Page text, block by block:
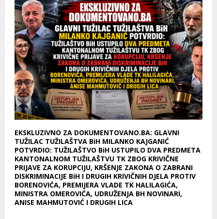
EKSKLUZIVNO ZA DOKUMENTOVANO.BA: GLAVNI
TUŽILAC TUŽILAŠTVA BiH MILANKO KAJGANIĆ
POTVRDIO: TUŽILAŠTVO BiH USTUPILO DVA PREDMETA
KANTONALNOM TUŽILAŠTVU TK ZBOG KRIVIČNE
PRIJAVE ZA KORUPCIJU, KRŠENJE ZAKONA O ZABRANI
DISKRIMINACIJE BiH I DRUGIH KRIVIČNIH DJELA PROTIV
BORENOVIĆA, PREMIJERA VLADE TK HALILAGIĆA,
MINISTRA OMEROVIĆA, UDRUŽENJA BH NOVINARI,
ANISE MAHMUTOVIĆ I DRUGIH LICA